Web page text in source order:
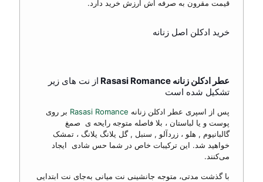
قیمت مقرون به صرفه اش ارزش خرید دارد.
خرید ادکلن اصل زنانه
عطر ادکلن زنانه Rasasi Romance
از نت های زیر
تشکیل شده است
پس از اسپری عطر ادکلن زنانه Rasasi Romance بر روی
پوست و یا لباستان ، بلا فاصله متوجه رایحه ی صمغ
گالبانیوم , هلو ، زردآلو , سنبل ,گل یلانگ یلانگ ، تمشک
خواهید شد. این ترکیبات خاص در شما حس شادی ایجاد
می‌کنند.
با گذشت مدتی، متوجه جانشینی نت میانی به‌جای نت‌ ابتدایی